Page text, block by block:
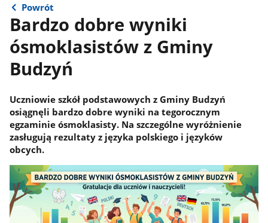
Powrót
Bardzo dobre wyniki
ósmoklasistów z Gminy
Budzyń
Uczniowie szkół podstawowych z Gminy Budzyń
osiągnęli bardzo dobre wyniki na tegorocznym
egzaminie ósmoklasisty. Na szczególne wyróżnienie
zasługują rezultaty z języka polskiego i języków
obcych.